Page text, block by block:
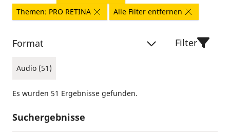
Themen: PRO RETINA
Alle Filter entfernen
Format
Audio (51)
Filter
Es wurden 51 Ergebnisse gefunden.
Suchergebnisse